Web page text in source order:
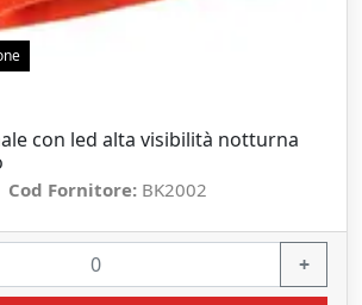
con led alta visibilità notturna
Cod Fornitore: BK2002
+